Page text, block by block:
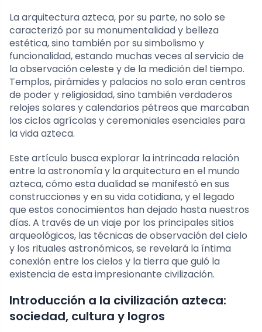
La arquitectura azteca, por su parte, no solo se
caracterizó por su monumentalidad y belleza
estética, sino también por su simbolismo y
funcionalidad, estando muchas veces al servicio de
la observación celeste y de la medición del tiempo.
Templos, pirámides y palacios no solo eran centros
de poder y religiosidad, sino también verdaderos
relojes solares y calendarios pétreos que marcaban
los ciclos agrícolas y ceremoniales esenciales para
la vida azteca.
Este artículo busca explorar la intrincada relación
entre la astronomía y la arquitectura en el mundo
azteca, cómo esta dualidad se manifestó en sus
construcciones y en su vida cotidiana, y el legado
que estos conocimientos han dejado hasta nuestros
días. A través de un viaje por los principales sitios
arqueológicos, las técnicas de observación del cielo
y los rituales astronómicos, se revelará la íntima
conexión entre los cielos y la tierra que guió la
existencia de esta impresionante civilización.
Introducción a la civilización azteca:
sociedad, cultura y logros